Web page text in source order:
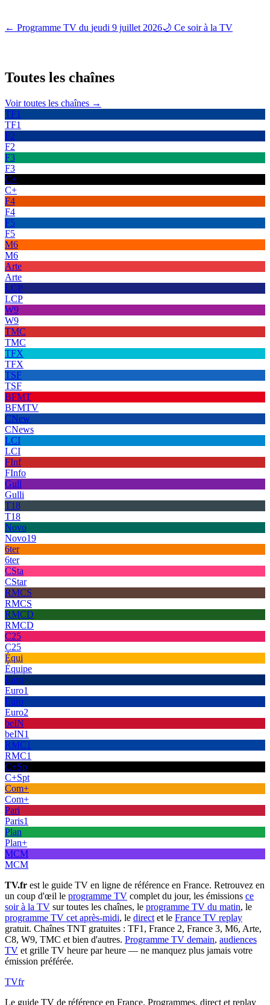
← Programme TV du jeudi 9 juillet 2026🌙 Ce soir à la TV
Toutes les chaînes
Voir toutes les chaînes →
TF1
TF1
F2
F2
F3
F3
C+
C+
F4
F4
F5
F5
M6
M6
Arte
Arte
LCP
LCP
W9
W9
TMC
TMC
TFX
TFX
TSF
TSF
BFMT
BFMTV
CNew
CNews
LCI
LCI
FInf
FInfo
Gull
Gulli
T18
T18
Novo
Novo19
6ter
6ter
CSta
CStar
RMCS
RMCS
RMCD
RMCD
C25
C25
Équi
Équipe
Euro
Euro1
Euro
Euro2
beIN
beIN1
RMC1
RMC1
C+Sp
C+Spt
Com+
Com+
Pari
Paris1
Plan
Plan+
MCM
MCM
TV.fr est le guide TV en ligne de référence en France. Retrouvez en
un coup d'œil le programme TV complet du jour, les émissions ce
soir à la TV sur toutes les chaînes, le programme TV du matin, le
programme TV cet après-midi, le direct et le France TV replay
gratuit. Chaînes TNT gratuites : TF1, France 2, France 3, M6, Arte,
C8, W9, TMC et bien d'autres. Programme TV demain, audiences
TV et grille TV heure par heure — ne manquez plus jamais votre
émission préférée.
TVfr
Le guide TV de référence en France. Programmes, direct et replay